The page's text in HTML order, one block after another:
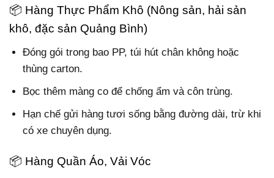
📦 Hàng Thực Phẩm Khô (Nông sản, hải sản
khô, đặc sản Quảng Bình)
Đóng gói trong bao PP, túi hút chân không hoặc
thùng carton.
Bọc thêm màng co để chống ẩm và côn trùng.
Hạn chế gửi hàng tươi sống bằng đường dài, trừ khi
có xe chuyên dụng.
📦 Hàng Quần Áo, Vải Vóc